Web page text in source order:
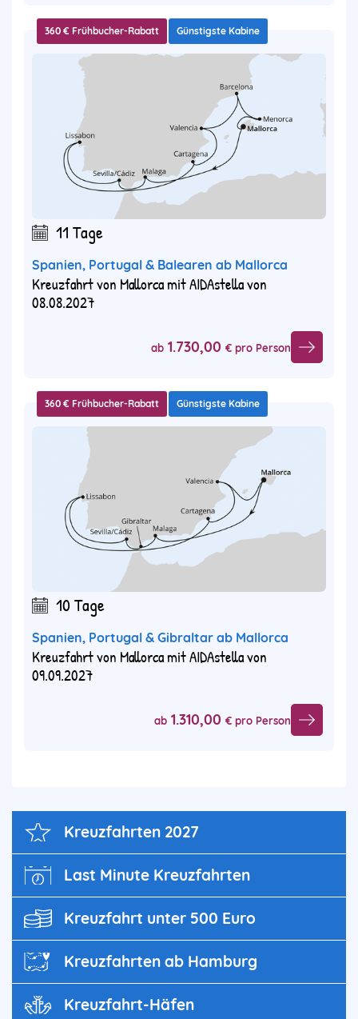
360 € Frühbucher-Rabatt Günstigste Kabine
11 Tage
Spanien, Portugal & Balearen ab Mallorca
Kreuzfahrt von Mallorca mit AIDAstella von
08.08.2027
ab 1.730,00 € pro Person
360 € Frühbucher-Rabatt Günstigste Kabine
10 Tage
Spanien, Portugal & Gibraltar ab Mallorca
Kreuzfahrt von Mallorca mit AIDAstella von
09.09.2027
ab 1.310,00 € pro Person
Kreuz­fahrten 2027
Last Minute Kreuzfahrten
Kreuzfahrt unter 500 Euro
Kreuzfahrten ab Hamburg
Kreuzfahrt-Häfen